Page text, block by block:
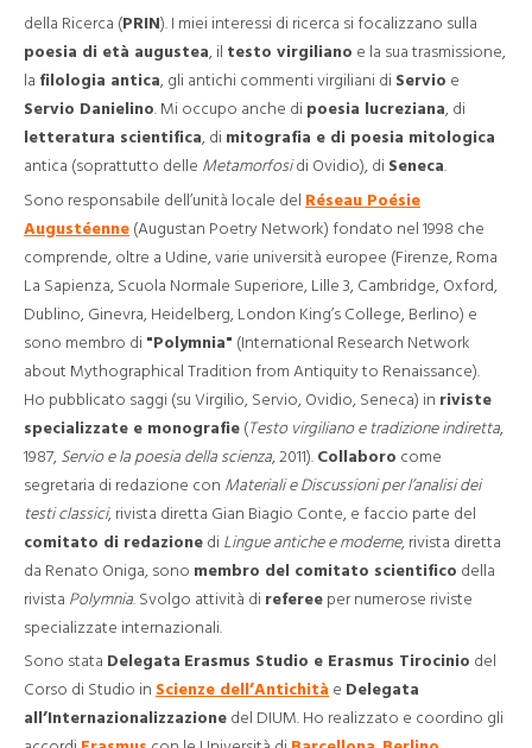
della Ricerca (PRIN). I miei interessi di ricerca si focalizzano sulla
poesia di età augustea, il testo virgiliano e la sua trasmissione,
la filologia antica, gli antichi commenti virgiliani di Servio e
Servio Danielino. Mi occupo anche di poesia lucreziana, di
letteratura scientifica, di mitografia e di poesia mitologica
antica (soprattutto delle Metamorfosidi Ovidio), di Seneca.
Sono responsabile dell’unità locale del Réseau Poésie
Augustéenne (Augustan Poetry Network) fondato nel 1998 che
comprende, oltre a Udine, varie università europee (Firenze, Roma
La Sapienza, Scuola Normale Superiore, Lille 3, Cambridge, Oxford,
Dublino, Ginevra, Heidelberg, London King’s College, Berlino) e
sono membro di "Polymnia" (International Research Network
about Mythographical Tradition from Antiquity to Renaissance).
Ho pubblicato saggi (su Virgilio, Servio, Ovidio, Seneca) in riviste
specializzate e monografie (Testo virgiliano e tradizione indiretta,
1987, Servio e la poesia della scienza, 2011). Collaboro come
segretaria di redazione con Materiali e Discussioni per l’analisi dei
testi classici, rivista diretta Gian Biagio Conte, e faccio parte del
comitato di redazione di Lingue antiche e moderne, rivista diretta
da Renato Oniga, sono membro del comitato scientifico della
rivista Polymnia. Svolgo attività di referee per numerose riviste
specializzate internazionali.
Sono stata Delegata Erasmus Studio e Erasmus Tirocinio del
Corso di Studio in Scienze dell’Antichità e Delegata
all’Internazionalizzazione del DIUM. Ho realizzato e coordino gli